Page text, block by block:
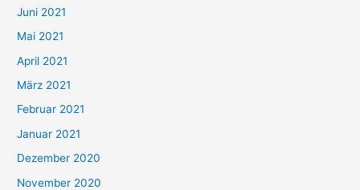
c
h
:
Juni 2021
Mai 2021
April 2021
März 2021
Februar 2021
Januar 2021
Dezember 2020
November 2020